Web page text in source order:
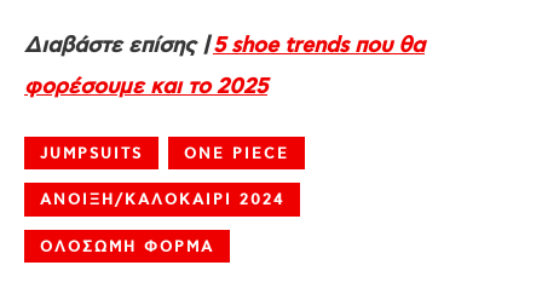
Διαβάστε επίσης |5 shoe trends που θα
φορέσουμε και το 2025
JUMPSUITS ONE PIECE
ΑΝΟΙΞΗ/ΚΑΛΟΚΑΙΡΙ 2024
ΟΛΟΣΩΜΗ ΦΟΡΜΑ